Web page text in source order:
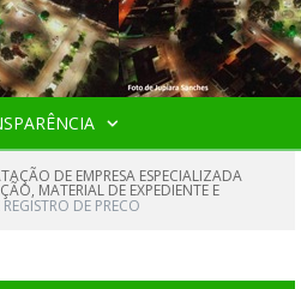
DE EMPRESA ESPECIALIZADA
MATERIAL DE EXPEDIENTE E
DE PRECO